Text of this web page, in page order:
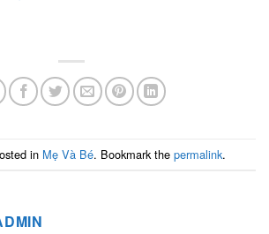
in Mẹ Và Bé. Bookmark the permalink.